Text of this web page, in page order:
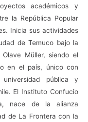
académicos y
la República Popular
Inicia sus actividades
de Temuco bajo la
Müller, siendo el
en el país, único con
pública y
El Instituto Confucio
nace de la alianza
de La Frontera con la